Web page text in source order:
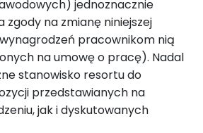
jednoznacznie
zgody na zmianę niniejszej
pracownikom nią
na umowę o pracę). Nadal
stanowisko resortu do
przedstawianych na
jak i dyskutowanych